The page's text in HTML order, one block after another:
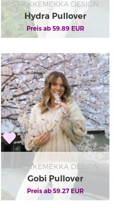
STRIKKEMEKKA DESIGN
Hydra Pullover
Preis ab 59.89 EUR
STRIKKEMEKKA DESIGN
Gobi Pullover
Preis ab 59.27EUR